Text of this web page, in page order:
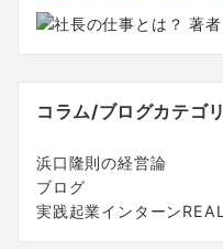
コラム/ブログカテゴリ
浜口隆則の経営論
ブログ
実践起業インターンREAL